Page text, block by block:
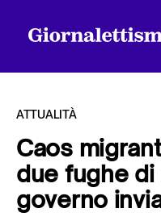
Tutti gli articoli
ATTUALITÀ
Caos
due fughe di
governo